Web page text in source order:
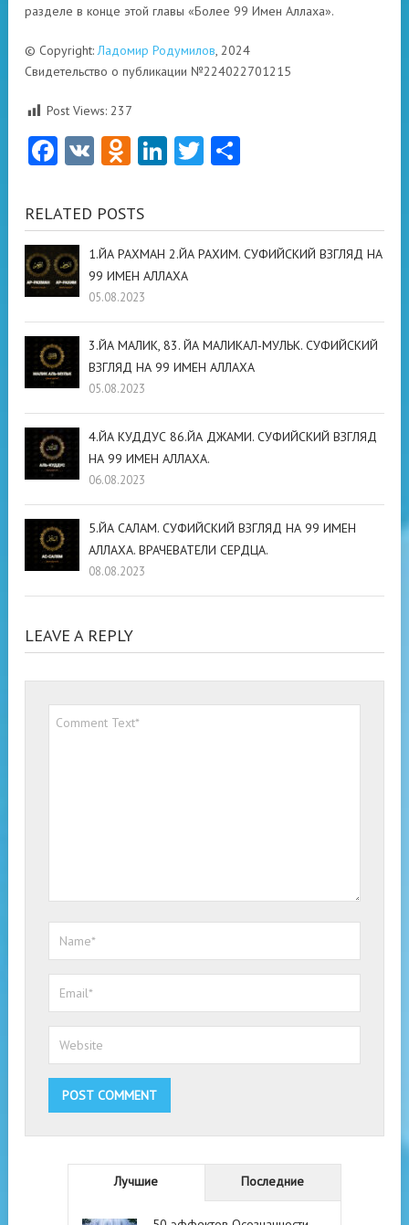
разделе в конце этой главы «Более 99 Имен Аллаха».
© Copyright:Ладомир Родумилов, 2024
Свидетельство о публикации №224022701215
Post Views: 237
Facebook
VK Odnoklassniki
LinkedIn
Twitter
RELATED POSTS
1.ЙА РАХМАН 2.ЙА РАХИМ. СУФИЙСКИЙ ВЗГЛЯД НА
99 ИМЕН АЛЛАХА
05.08.2023
3.ЙА МАЛИК, 83. ЙА МАЛИКАЛ-МУЛЬК. СУФИЙСКИЙ
ВЗГЛЯД НА 99 ИМЕН АЛЛАХА
05.08.2023
4.ЙА КУДДУС 86.ЙА ДЖАМИ. СУФИЙСКИЙ ВЗГЛЯД
НА 99 ИМЕН АЛЛАХА.
06.08.2023
5.ЙА САЛАМ. СУФИЙСКИЙ ВЗГЛЯД НА 99 ИМЕН
АЛЛАХА. ВРАЧЕВАТЕЛИ СЕРДЦА.
08.08.2023
LEAVE A REPLY
Лучшие Последние